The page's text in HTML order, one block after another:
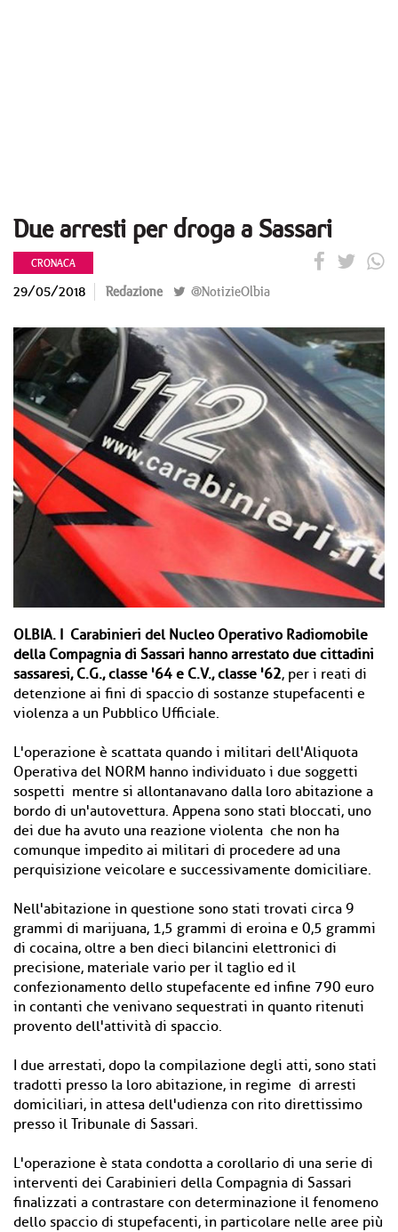
Due arresti per droga a Sassari
CRONACA
29/05/2018 Redazione @NotizieOlbia
OLBIA. I Carabinieri del Nucleo Operativo Radiomobile
della Compagnia di Sassari hanno arrestato due cittadini
sassaresi, C.G., classe '64 e C.V., classe '62, per i reati di
detenzione ai fini di spaccio di sostanze stupefacenti e
violenza a un Pubblico Ufficiale.
L'operazione è scattata quando i militari dell'Aliquota
Operativa del NORM hanno individuato i due soggetti
sospetti mentre si allontanavano dalla loro abitazione a
bordo di un'autovettura. Appena sono stati bloccati, uno
dei due ha avuto una reazione violenta che non ha
comunque impedito ai militari di procedere ad una
perquisizione veicolare e successivamente domiciliare.
Nell'abitazione in questione sono stati trovati circa 9
grammi di marijuana, 1,5 grammi di eroina e 0,5 grammi
di cocaina, oltre a ben dieci bilancini elettronici di
precisione, materiale vario per il taglio ed il
confezionamento dello stupefacente ed infine 790 euro
in contanti che venivano sequestrati in quanto ritenuti
provento dell'attività di spaccio.
I due arrestati, dopo la compilazione degli atti, sono stati
tradotti presso la loro abitazione, in regime di arresti
domiciliari, in attesa dell'udienza con rito direttissimo
presso il Tribunale di Sassari.
L'operazione è stata condotta a corollario di una serie di
interventi dei Carabinieri della Compagnia di Sassari
finalizzati a contrastare con determinazione il fenomeno
dello spaccio di stupefacenti, in particolare nelle aree più